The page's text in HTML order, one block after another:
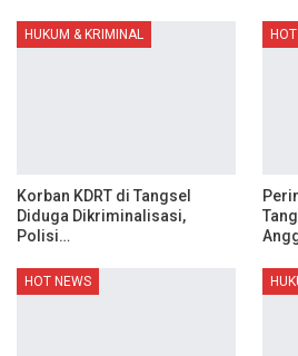
HUKUM & KRIMINAL
Korban KDRT di Tangsel
Diduga Dikriminalisasi,
Polisi…
HOT NEWS